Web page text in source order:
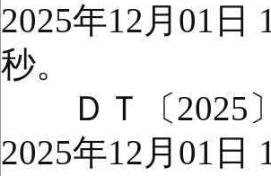
2025年12月01日
秒。
ＤＴ〔2025
2025年12月01日